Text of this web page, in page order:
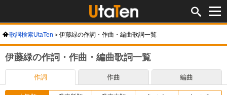
歌詞検索UtaTen 伊藤緑の作詞・作曲・編曲歌詞一覧
伊藤緑の作詞・作曲・編曲歌詞一覧
作詞 作曲 編曲